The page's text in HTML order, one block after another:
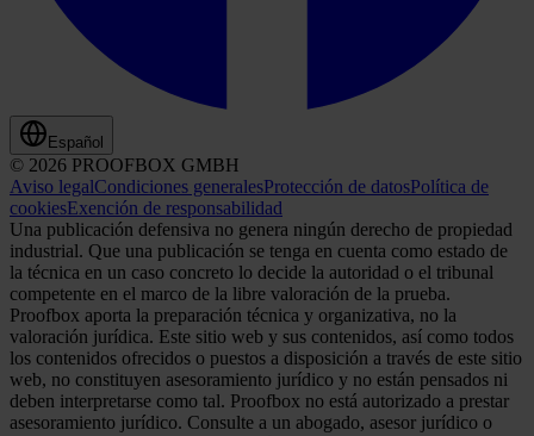
Español
© 2026 PROOFBOX GMBH
Aviso legalCondiciones generalesProtección de datosPolítica de
cookiesExención de responsabilidad
Una publicación defensiva no genera ningún derecho de propiedad
industrial. Que una publicación se tenga en cuenta como estado de
la técnica en un caso concreto lo decide la autoridad o el tribunal
competente en el marco de la libre valoración de la prueba.
Proofbox aporta la preparación técnica y organizativa, no la
valoración jurídica. Este sitio web y sus contenidos, así como todos
los contenidos ofrecidos o puestos a disposición a través de este sitio
web, no constituyen asesoramiento jurídico y no están pensados ni
deben interpretarse como tal. Proofbox no está autorizado a prestar
asesoramiento jurídico. Consulte a un abogado, asesor jurídico o